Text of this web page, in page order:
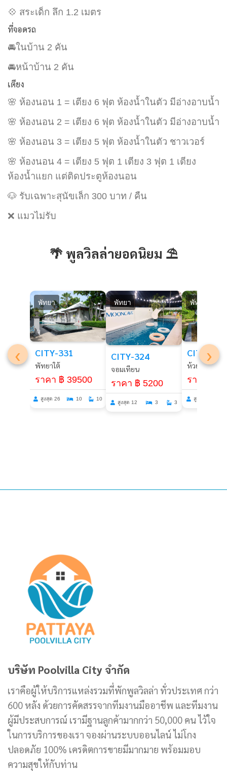
💠 สระเด็ก ลึก 1.2 เมตร
ที่จอดรถ
🚘ในบ้าน 2 คัน
🚘หน้าบ้าน 2 คัน
เตียง
🌸 ห้องนอน 1 = เตียง 6 ฟุต ห้องน้ำในตัว มีอ่างอาบน้ำ
🌸 ห้องนอน 2 = เตียง 6 ฟุต ห้องน้ำในตัว มีอ่างอาบน้ำ
🌸 ห้องนอน 3 = เตียง 5 ฟุต ห้องน้ำในตัว ชาวเวอร์
🌸 ห้องนอน 4 = เตียง 5 ฟุต 1 เตียง 3 ฟุต 1 เตียง
ห้องน้ำแยก แต่ติดประตูห้องนอน
🐶 รับเฉพาะสุนัขเล็ก 300 บาท / คืน
❌ แมวไม่รับ
🌴 พูลวิลล่ายอดนิยม ⛱️
‹ ›
พัทยา
CITY-331
พัทยาใต้
ราคา ฿ 39500
สูงสุด 26 10 10
พัทยา
CITY-324
จอมเทียน
ราคา ฿ 5200
สูงสุด 12 3 3
พัทยา
CITY-279
ห้วยใหญ่
ราคา ฿
สูงสุด 10
บริษัท Poolvilla City จำกัด
เราคือผู้ให้บริการแหล่งรวมที่พักพูลวิลล่า ทั่วประเทศ กว่า
600 หลัง ด้วยการคัดสรรจากทีมงานมืออาชีพ และทีมงาน
ผู้มีประสบการณ์ เรามีฐานลูกค้ามากกว่า 50,000 คน ไว้ใจ
ในการบริการของเรา จองผ่านระบบออนไลน์ ไม่โกง
ปลอดภัย 100% เครดิตการขายมีมากมาย พร้อมมอบ
ความสุขให้กับท่าน